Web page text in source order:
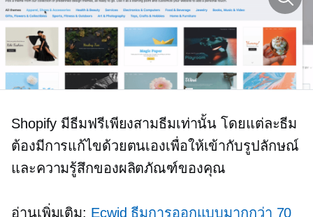
Shopify มีธีมฟรีเพียงสามธีมเท่านั้น โดยแต่ละธีม
ต้องมีการแก้ไขด้วยตนเองเพื่อให้เข้ากับรูปลักษณ์
และความรู้สึกของผลิตภัณฑ์ของคุณ
อ่านเพิ่มเติม: Ecwid ธีมการออกแบบมากกว่า 70